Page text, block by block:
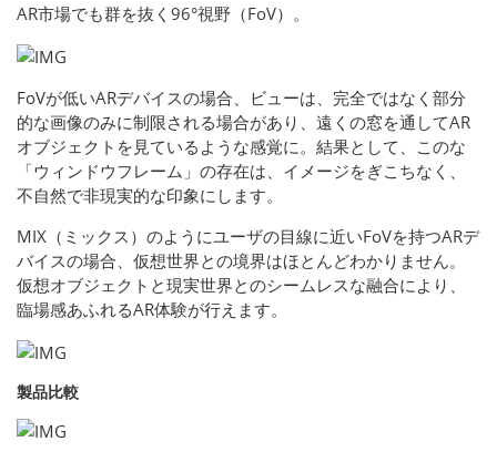
AR市場でも群を抜く96°視野（FoV）。
FoVが低いARデバイスの場合、ビューは、完全ではなく部分
的な画像のみに制限される場合があり、遠くの窓を通してAR
オブジェクトを見ているような感覚に。結果として、このな
「ウィンドウフレーム」の存在は、イメージをぎこちなく、
不自然で非現実的な印象にします。
MIX（ミックス）のようにユーザの目線に近いFoVを持つARデ
バイスの場合、仮想世界との境界はほとんどわかりません。
仮想オブジェクトと現実世界とのシームレスな融合により、
臨場感あふれるAR体験が行えます。
製品比較